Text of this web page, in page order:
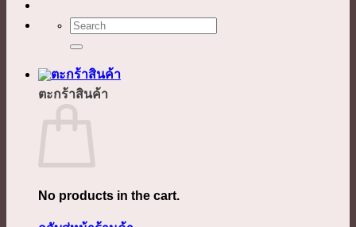
ค้นหา:
ตะกร้าสินค้า
No products in the cart.